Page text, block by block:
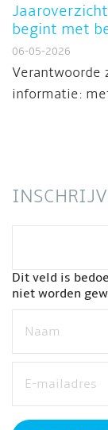
begint met
06-05-2026
Verantwoorde
informatie:
Dit veld is
niet worden